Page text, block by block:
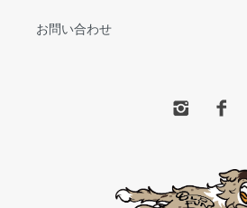
お問い合わせ